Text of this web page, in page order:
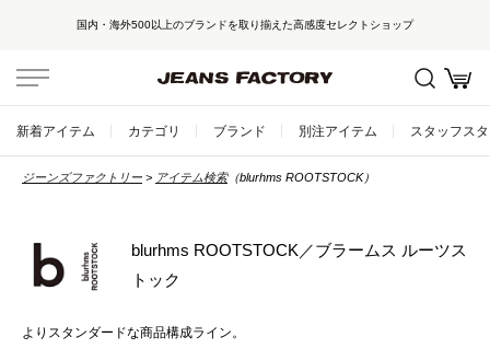
国内・海外500以上のブランドを取り揃えた高感度セレクトショップ
新着アイテム カテゴリ ブランド 別注アイテム スタッフス
ジーンズファクトリー アイテム検索（blurhms ROOTSTOCK）
blurhms ROOTSTOCK／ブラームス ルーツス
トック
よりスタンダードな商品構成ライン。